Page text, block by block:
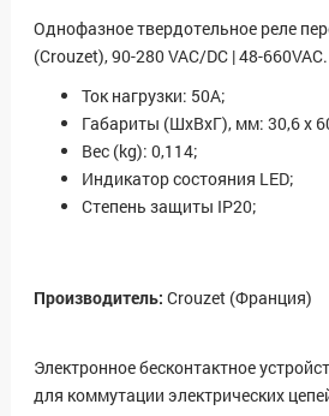
Однофазное твердотельное реле
(Crouzet), 90-280 VAC/DC | 48-
Ток нагрузки: 50А;
Габариты (ШхВхГ), мм: 30,6 x
Вес (kg): 0,114;
Индикатор состояния LED;
Степень защиты IP20;
Производитель: Crouzet (Франция)
Электронное бесконтактное
для коммутации электрических